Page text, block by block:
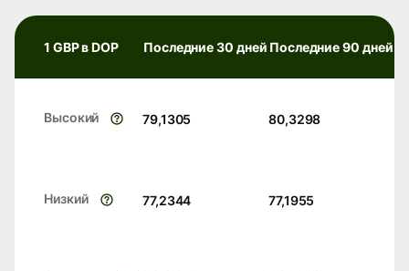
1 GBP в DOP Последние 30 дней Последние 90 дней
Высокий 79,1305 80,3298
Низкий 77,2344 77,1955